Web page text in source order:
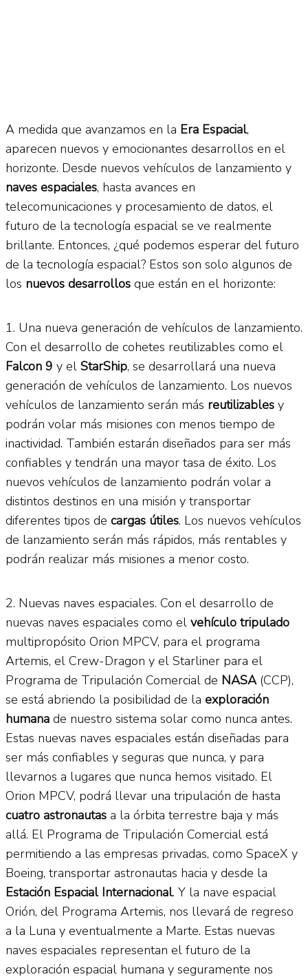
A medida que avanzamos en la Era Espacial,
aparecen nuevos y emocionantes desarrollos en el
horizonte. Desde nuevos vehículos de lanzamiento y
naves espaciales, hasta avances en
telecomunicaciones y procesamiento de datos, el
futuro de la tecnología espacial se ve realmente
brillante. Entonces, ¿qué podemos esperar del futuro
de la tecnología espacial? Estos son solo algunos de
los nuevos desarrollos que están en el horizonte:
1. Una nueva generación de vehículos de lanzamiento.
Con el desarrollo de cohetes reutilizables como el
Falcon 9 y el StarShip, se desarrollará una nueva
generación de vehículos de lanzamiento. Los nuevos
vehículos de lanzamiento serán más reutilizables y
podrán volar más misiones con menos tiempo de
inactividad. También estarán diseñados para ser más
confiables y tendrán una mayor tasa de éxito. Los
nuevos vehículos de lanzamiento podrán volar a
distintos destinos en una misión y transportar
diferentes tipos de cargas útiles. Los nuevos vehículos
de lanzamiento serán más rápidos, más rentables y
podrán realizar más misiones a menor costo.
2. Nuevas naves espaciales. Con el desarrollo de
nuevas naves espaciales como el vehículo tripulado
multipropósito Orion MPCV, para el programa
Artemis, el Crew-Dragon y el Starliner para el
Programa de Tripulación Comercial de NASA(CCP),
se está abriendo la posibilidad de la exploración
humana de nuestro sistema solar como nunca antes.
Estas nuevas naves espaciales están diseñadas para
ser más confiables y seguras que nunca, y para
llevarnos a lugares que nunca hemos visitado. El
Orion MPCV, podrá llevar una tripulación de hasta
cuatro astronautas a la órbita terrestre baja y más
allá. El Programa de Tripulación Comercial está
permitiendo a las empresas privadas, como SpaceX y
Boeing, transportar astronautas hacia y desde la
Estación Espacial Internacional. Y la nave espacial
Orión, del Programa Artemis, nos llevará de regreso
a la Luna y eventualmente a Marte. Estas nuevas
naves espaciales representan el futuro de la
exploración espacial humana y seguramente nos